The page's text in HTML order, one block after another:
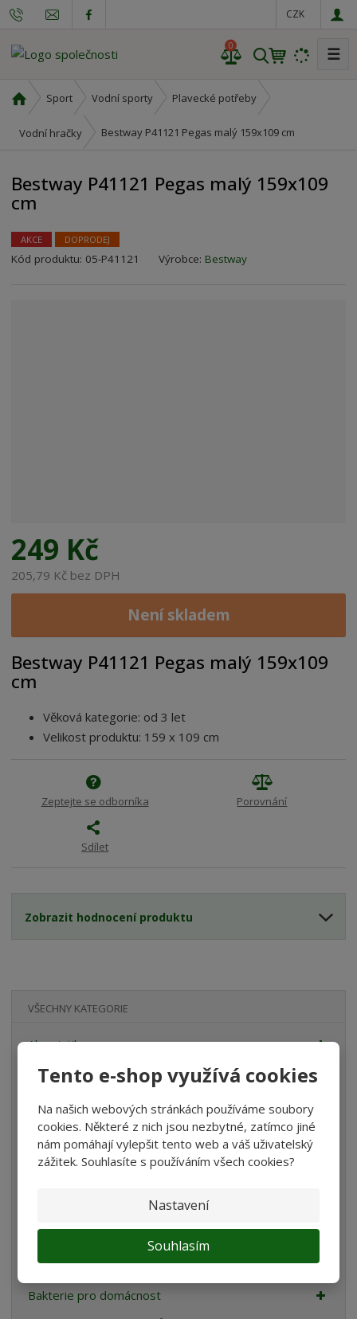
Tento e-shop využívá cookies
Na našich webových stránkách používáme soubory
cookies. Některé z nich jsou nezbytné, zatímco jiné
nám pomáhají vylepšit tento web a váš uživatelský
zážitek. Souhlasíte s používáním všech cookies?
Nastavení
Souhlasím
CZK
V
h
e
t
0 ☰
v
o
í
s
r
a
Sport Vodní sporty Plavecké potřeby
Vodní hračky Bestway P41121 Pegas malý 159x109 cm
Bestway P41121 Pegas malý 159x109
cm
AKCE DOPRODEJ
Kód produktu: 05-P41121 Výrobce: Bestway
249 Kč
205,79 Kč bez DPH
Není skladem
Bestway P41121 Pegas malý 159x109
cm
Věková kategorie: od 3 let
Velikost produktu: 159 x 109 cm
Zeptejte se odborníka Porovnání
Sdílet
Zobrazit hodnocení produktu
VŠECHNY KATEGORIE
Akvaristika
Teraristika
Chovatelské potřeby
Dům a zahrada
Stavební a zahradní kolečka
Dětské zboží
Bakterie pro domácnost